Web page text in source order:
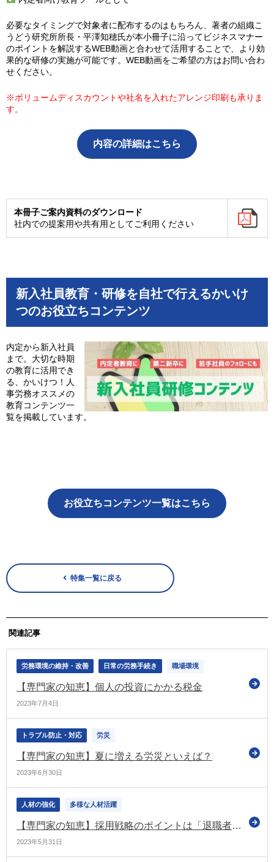
必要なタイミングで対象者に配布するのはもちろん、著者の組織こ
うどう研究所所長・平澤知穂氏が本小冊子に沿ってビジネスマナー
のポイントを解説するWEB動画と合わせて活用することで、より効
果的な研修の実施が可能です。WEB動画をご希望の方はお問い合わ
せください。
※ボリュームディスカウントや社名を入れたアレンジ印刷も承りま
す。
内容の詳細はこちら
本冊子ご案内資料のダウンロード
社内での提案用や共有用としてご利用ください
新入社員教育・研修を自社で行えるかいけ
つのお役立ちコンテンツ
内定から新入社員
まで。大切な時期
の教育に活用でき
る、かいけつ！人
事労務オススメの
教育コンテンツ一
覧を掲載しています。
お役立ちコンテンツ一覧はこちら
特集一覧に戻る
関連記事
労務環境の維持・改善 日常の労務手続き 職場環境
【専門家の知恵】個人の投資にかかる税金
2023年7月4日
トラブル防止・対応 労災
【専門家の知恵】夏に増える労災といえば？
2023年6月30日
人材の強化 多様な人材活躍
【専門家の知恵】採用戦略のポイントは「退職者のケア」！？ 退職者のケアが必要な理由を考える
2023年5月31日